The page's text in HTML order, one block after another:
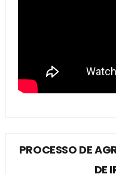
PROCESSO DE
DE